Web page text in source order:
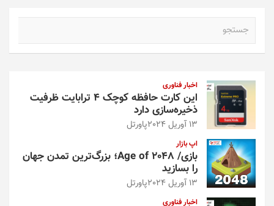
اخبار فناوری
این کارت حافظه کوچک ۴ ترابایت ظرفیت
ذخیره‌سازی دارد
13 آوریل 2024 پاورتل
اپ بازار
بازی/ Age of 2048؛ بزرگ‌ترین تمدن جهان
را بسازید
13 آوریل 2024 پاورتل
اخبار فناوری